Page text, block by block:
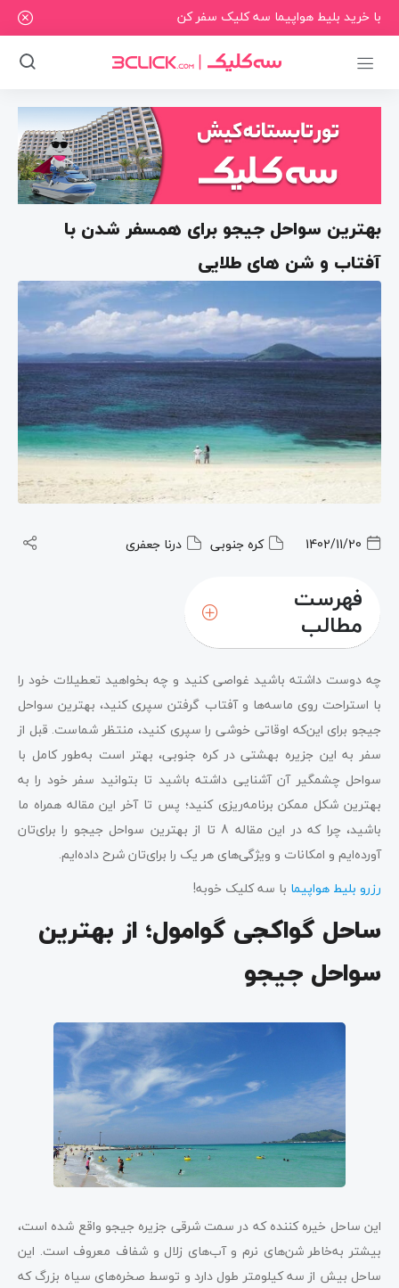
با خرید بلیط هواپیما سه کلیک سفر کن
بهترین سواحل جیجو برای همسفر شدن با
آفتاب و شن های طلایی
1402/11/20 کره جنوبی درنا جعفری
فهرست
مطالب
چه دوست داشته باشید غواصی کنید و چه بخواهید تعطیلات خود را
با استراحت روی ماسه‌ها و آفتاب گرفتن سپری کنید، بهترین سواحل
جیجو برای این‌که اوقاتی خوشی را سپری کنید، منتظر شماست. قبل از
سفر به این جزیره بهشتی در کره جنوبی، بهتر است به‌طور کامل با
سواحل چشمگیر آن آشنایی داشته باشید تا بتوانید سفر خود را به
بهترین شکل ممکن برنامه‌ریزی کنید؛ پس تا آخر این مقاله همراه ما
باشید، چرا که در این مقاله 8 تا از بهترین سواحل جیجو را برای‌تان
آورده‌ایم و امکانات و ویژگی‌های هر یک را برای‌تان شرح داده‌ایم.
رزرو بلیط هواپیما با سه کلیک خوبه!
ساحل گواکجی گوامول؛ از بهترین
سواحل جیجو
این ساحل خیره کننده که در سمت شرقی جزیره جیجو واقع شده است،
بیشتر به‌خاطر شن‌های نرم و آب‌های زلال و شفاف معروف است. این
ساحل بیش از سه کیلومتر طول دارد و توسط صخره‌های سیاه بزرگ که